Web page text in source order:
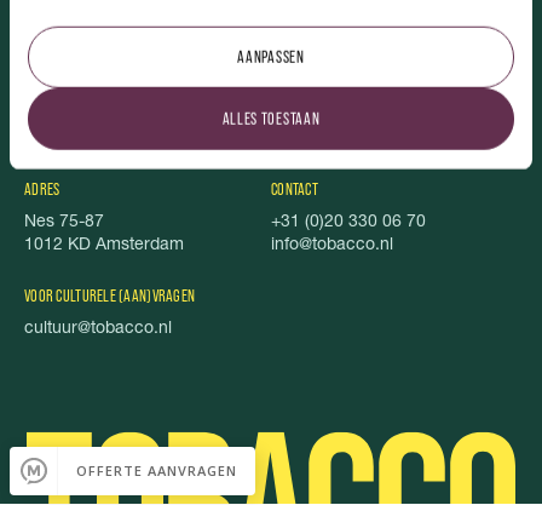
ALLES TOESTAAN
AANPASSEN
Over ons
Vacatures
TOBACCO Magazine
Foodbook
ADRES
Nes 75-87
1012 KD Amsterdam
VOOR CULTURELE (AAN)VRAGEN
cultuur@tobacco.nl
Privacy
CONTACT
+31 (0)20 330 06 70
info@tobacco.nl